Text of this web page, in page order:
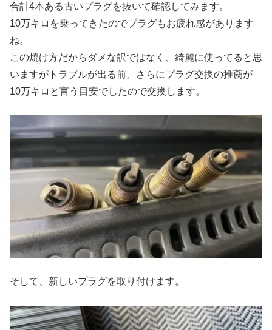
合計4本ある古いプラグを抜いて確認してみます。
10万キロを乗ってきたのでプラグもお疲れ感があります
ね。
この焼け方だからダメな訳ではなく、綺麗に使ってると思
いますがトラブルが出る前、さらにプラグ交換の推薦が
10万キロと言う目安でしたので交換します。
そして、新しいプラグを取り付けます。